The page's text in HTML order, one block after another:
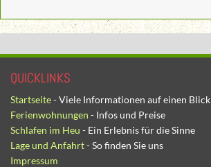
QUICKLINKS
Startseite- Viele Informationen auf einen Blick
Ferienwohnungen - Infos und Preise
Schlafen im Heu - Ein Erlebnis für die Sinne
Lage und Anfahrt- So finden Sie uns
Impressum